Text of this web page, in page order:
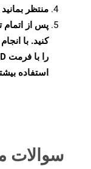
منتظر
کنید. با
استفاده
سوالات